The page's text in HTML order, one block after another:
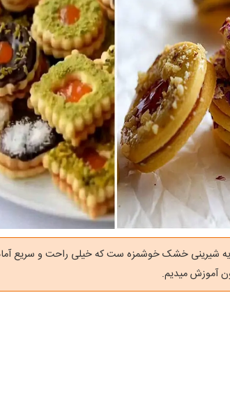
شیرینی خشک خوشمزه ست که خیلی راحت و سریع
آموزش میدیم.